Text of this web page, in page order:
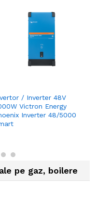
/ Inverter 48V
Victron Energy
Inverter 48/5000
pe gaz, boilere